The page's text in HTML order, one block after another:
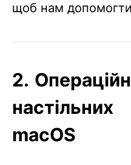
щоб нам
2.
macOS